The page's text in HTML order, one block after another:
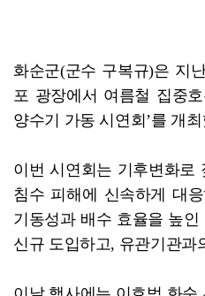
화순군(군수 구복규)은 지
포 광장에서 여름철 집중
양수기 가동 시연회’를 개
이번 시연회는 기후변화로
침수 피해에 신속하게 대
기동성과 배수 효율을 높
신규 도입하고, 유관기관과